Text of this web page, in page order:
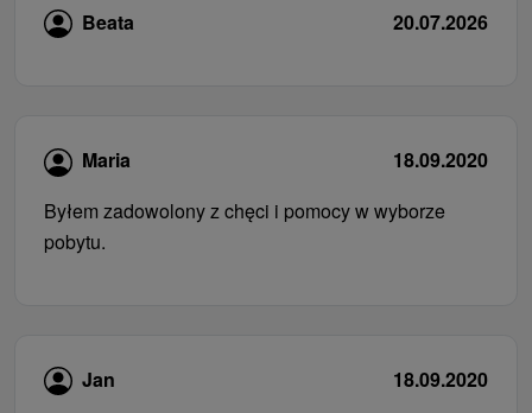
Beata 20.07.2026
Maria
18.09.2020
Byłem zadowolony z chęci i pomocy w wyborze
pobytu.
Jan
18.09.2020